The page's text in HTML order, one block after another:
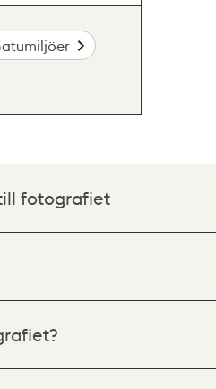
fotografiet